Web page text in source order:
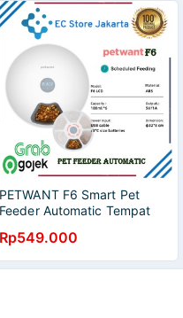
PETWANT F6 Smart Pet
Feeder Automatic Tempat
Anjing Dan Kucing
Rp549.000